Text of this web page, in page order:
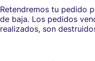
Retendremos tu pedido
de baja. Los pedidos
realizados, son